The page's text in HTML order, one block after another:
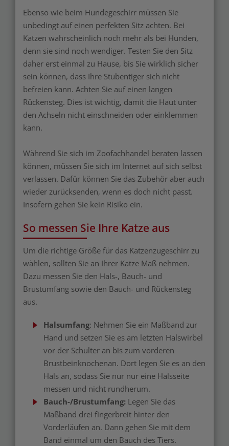
Ebenso wie beim Hundegeschirr müssen Sie
unbedingt auf einen perfekten Sitz achten. Bei
Katzen wahrscheinlich noch mehr als bei Hunden,
denn sie sind noch wendiger. Testen Sie den Sitz
daher erst einmal zu Hause, bis Sie wirklich sicher
sein können, dass Ihre Stubentiger sich nicht
befreien kann. Achten Sie auf einen langen
Rückensteg. Dies ist wichtig, damit die Haut unter
den Achseln nicht einschneiden oder einklemmen
kann.
Während Sie sich im Zoofachhandel beraten lassen
können, müssen Sie sich im Internet auf sich selbst
verlassen. Dafür können Sie das Zubehör aber auch
wieder zurücksenden, wenn es doch nicht passt.
Insofern gehen Sie kein Risiko ein.
So messen Sie Ihre Katze aus
Um die richtige Größe für das Katzenzugeschirr zu
wählen, sollten Sie an Ihrer Katze Maß nehmen.
Dazu messen Sie den Hals-, Bauch- und
Brustumfang sowie den Bauch- und Rückensteg
aus.
Halsumfang: Nehmen Sie ein Maßband zur
Hand und setzen Sie es am letzten Halswirbel
vor der Schulter an bis zum vorderen
Brustbeinknochenan. Dort legen Sie es an den
Hals an, sodass Sie nur nur eine Halsseite
messen und nicht rundherum.
Bauch-/Brustumfang: Legen Sie das
Maßband drei fingerbreit hinter den
Vorderläufen an. Dann gehen Sie mit dem
Band einmal um den Bauch des Tiers.